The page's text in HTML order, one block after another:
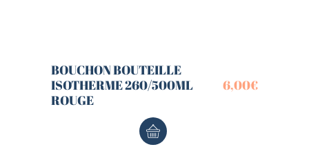
BOUCHON BOUTEILLE
ISOTHERME 260/500ML
ROUGE
6,00€